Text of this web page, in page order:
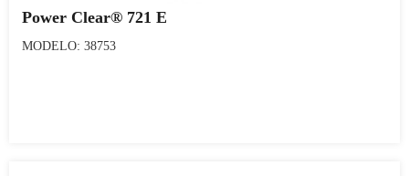
Power Clear® 721 E
MODELO: 38753